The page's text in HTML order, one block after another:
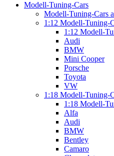
Modell-Tuning-Cars
Modell-Tuning-Cars
1:12 Modell-Tuning-
1:12 Modell-
Audi
BMW
Mini Cooper
Porsche
Toyota
VW
1:18 Modell-Tuning-
1:18 Modell-
Alfa
Audi
BMW
Bentley
Camaro